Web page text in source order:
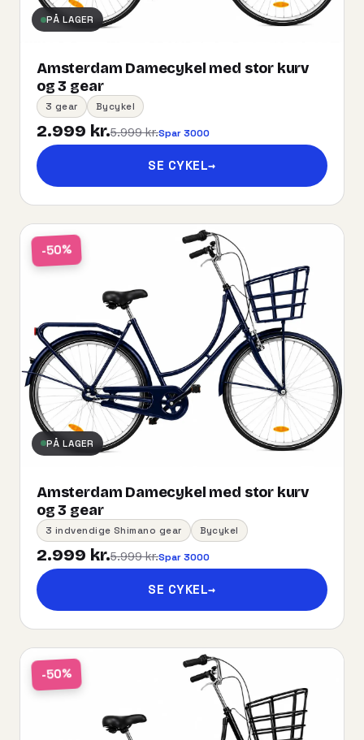
PÅ LAGER
Amsterdam Damecykel med stor kurv
og 3 gear
3 gear Bycykel
2.999 kr.5.999 kr.Spar 3000
SE CYKEL→
-50%
PÅ LAGER
Amsterdam Damecykel med stor kurv
og 3 gear
3 indvendige Shimano gear Bycykel
2.999 kr.5.999 kr.Spar 3000
SE CYKEL→
-50%